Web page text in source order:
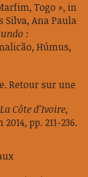
Togo », in
Silva, Ana Paula
:
Húmus,
Retour sur une
La Côte d’Ivoire,
pp. 211-236.